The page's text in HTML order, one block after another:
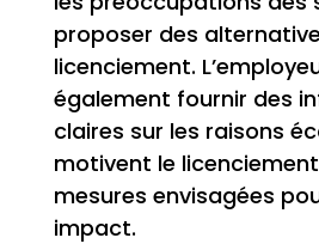
proposer des
licenciement.
également fournir des
claires sur les raisons
motivent le
mesures envisagées
impact.